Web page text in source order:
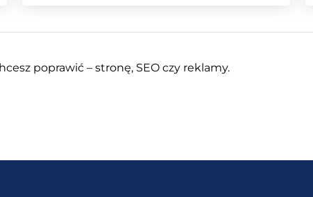
poprawić – stronę, SEO czy reklamy.